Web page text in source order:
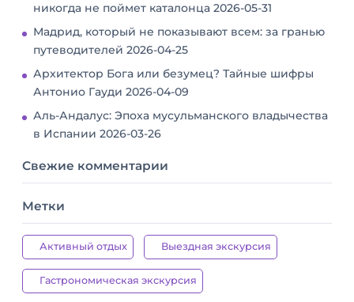
никогда не поймет каталонца 2026-05-31
Мадрид, который не показывают всем: за гранью
путеводителей 2026-04-25
Архитектор Бога или безумец? Тайные шифры
Антонио Гауди 2026-04-09
Аль-Андалус: Эпоха мусульманского владычества
в Испании 2026-03-26
Свежие комментарии
Метки
Активный отдых Выездная экскурсия
Гастрономическая экскурсия